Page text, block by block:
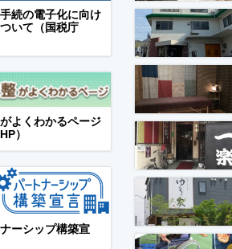
続の電子化に向け
いて（国税庁
よくわかるページ
）
ナーシップ構築宣